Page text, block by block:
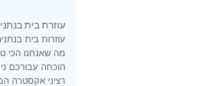
עוזרת בית
עוזרות בית
מה שאנחנו הכי
הוכחה עבורכם
רציני אקסטרה